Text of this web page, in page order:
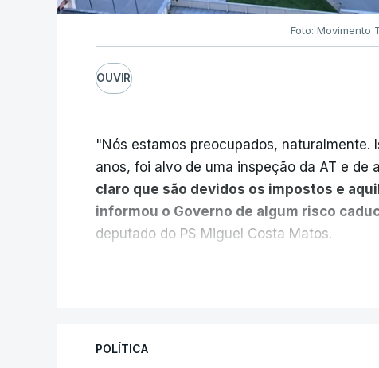
Foto: Movimento
OUVIR
"Nós estamos preocupados, naturalmente.
anos, foi alvo de uma inspeção da AT e de
claro que são devidos os impostos e
informou o Governo de algum risco
deputado do PS Miguel Costa Matos.
Estado e das Finanças, Joaquim Miranda
POLÍTICA